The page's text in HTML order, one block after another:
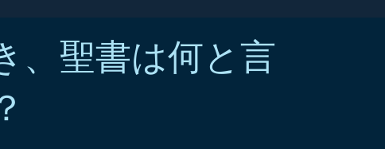
、聖書は何と言